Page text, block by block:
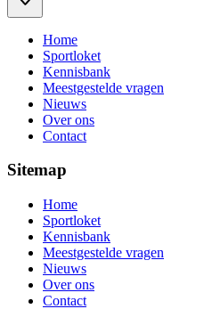
Home
Sportloket
Kennisbank
Meestgestelde vragen
Nieuws
Over ons
Contact
Sitemap
Home
Sportloket
Kennisbank
Meestgestelde vragen
Nieuws
Over ons
Contact